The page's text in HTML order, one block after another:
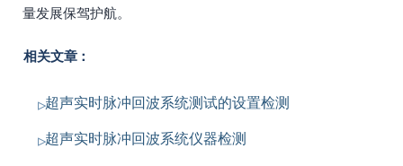
量发展保驾护航。
相关文章：
超声实时脉冲回波系统测试的设置检测
超声实时脉冲回波系统仪器检测